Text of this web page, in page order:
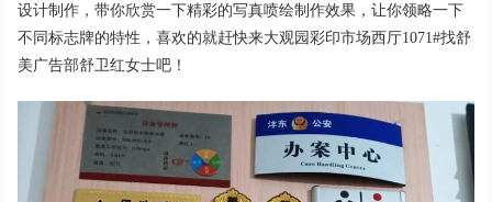
设计制作，带你欣赏一下精彩的写真喷绘制作效果，让你领略一下
不同标志牌的特性，喜欢的就赶快来大观园彩印市场西厅1071#找舒
美广告部舒卫红女士吧！